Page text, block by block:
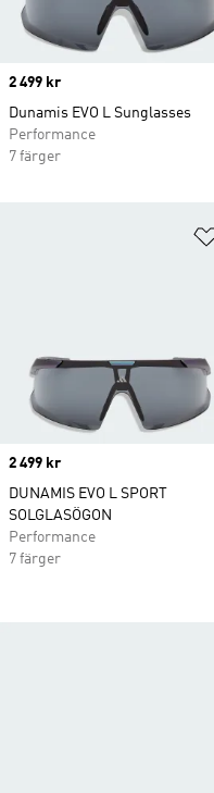
Price
2 499 kr
Dunamis EVO L Sunglasses
Performance
7 färger
Price
2 499 kr
DUNAMIS EVO L SPORT
SOLGLASÖGON
Performance
7 färger